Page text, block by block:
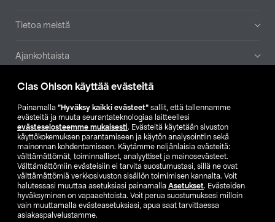
Clas Ohlson käyttää evästeitä
Painamalla ”Hyväksy kaikki evästeet” sallit, että tallennamme
evästeitä ja muuta seurantateknologiaa laitteellesi
evästeselosteemme mukaisesti. Evästeitä käytetään sivuston
käyttökokemuksen parantamiseen ja käytön analysointiin sekä
mainonnan kohdentamiseen. Käytämme neljänlaisia evästeitä:
välttämättömät, toiminnalliset, analyyttiset ja mainosevästeet.
Välttämättömiin evästeisiin ei tarvita suostumustasi, sillä ne ovat
välttämättömiä verkkosivuston sisällön toimimisen kannalta. Voit
halutessasi muuttaa asetuksiasi painamalla Asetukset. Evästeiden
hyväksyminen on vapaaehtoista. Voit perua suostumuksesi milloin
vain muuttamalla evästeasetuksiasi, apua saat tarvittaessa
asiakaspalvelustamme.
Tietoa meistä
Ajankohtaista
Muut yrityksemme
Etsi myymälä
SE NO FI
FI SV